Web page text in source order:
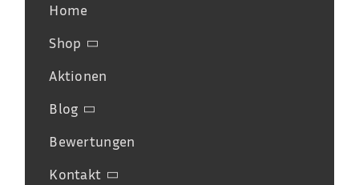
Home
Shop
Aktionen
Blog
Bewertungen
Kontakt